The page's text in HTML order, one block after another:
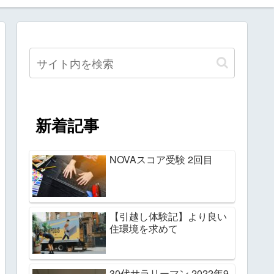
新着記事
NOVAスコア受験 2回目
【引越し体験記】より良い
住環境を求めて